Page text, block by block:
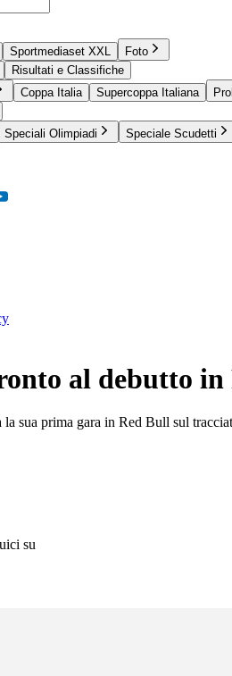
Sportmediaset XXL
Foto
Risultati e Classifiche
Coppa Italia Supercoppa Italiana
Speciali Olimpiadi Speciale Scudetti
al debutto
la sua prima gara in Red Bull sul
su